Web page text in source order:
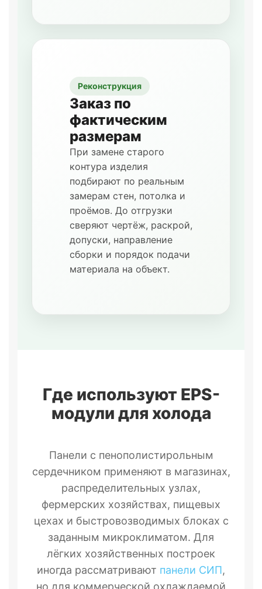
Реконструкция
Заказ по
фактическим
размерам
При замене старого
контура изделия
подбирают по реальным
замерам стен, потолка и
проёмов. До отгрузки
сверяют чертёж, раскрой,
допуски, направление
сборки и порядок подачи
материала на объект.
Где используют EPS-
модули для холода
Панели с пенополистирольным
сердечником применяют в магазинах,
распределительных узлах,
фермерских хозяйствах, пищевых
цехах и быстровозводимых блоках с
заданным микроклиматом. Для
лёгких хозяйственных построек
иногда рассматривают панели СИП,
но для коммерческой охлаждаемой